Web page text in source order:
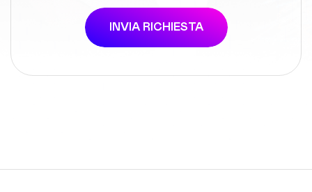
INVIA RICHIESTA